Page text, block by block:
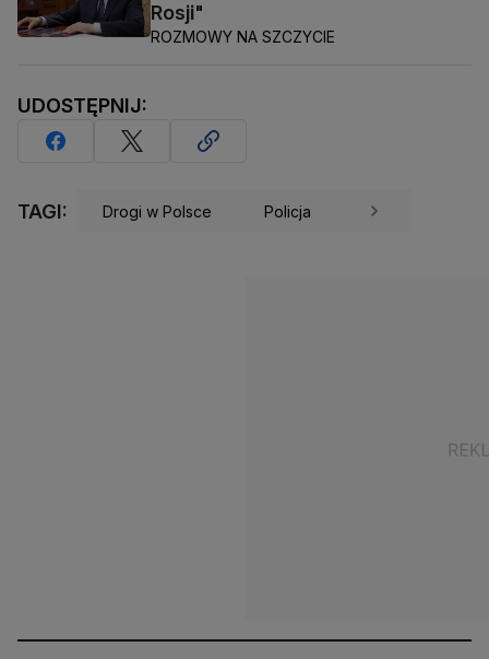
Rosji"
ROZMOWY NA SZCZYCIE
UDOSTĘPNIJ:
TAGI: Drogi w Polsce Policja